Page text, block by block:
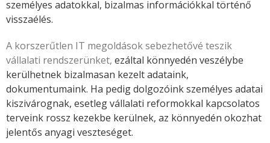
személyes adatokkal, bizalmas információkkal történő
visszaélés.
A korszerűtlen IT megoldások sebezhetővé teszik
vállalati rendszerünket, ezáltal könnyedén veszélybe
kerülhetnek bizalmasan kezelt adataink,
dokumentumaink. Ha pedig dolgozóink személyes adatai
kiszivárognak, esetleg vállalati reformokkal kapcsolatos
terveink rossz kezekbe kerülnek, az könnyedén okozhat
jelentős anyagi veszteséget.